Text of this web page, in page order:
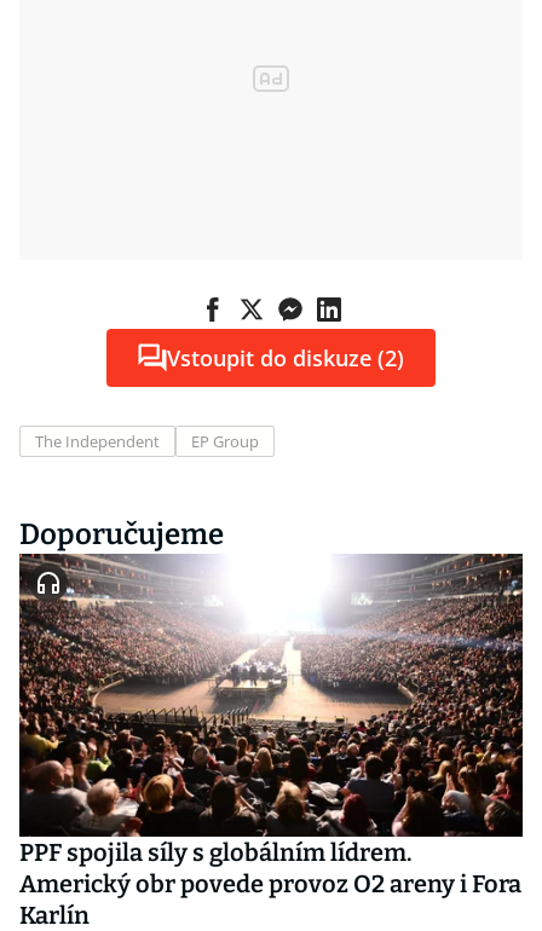
Vstoupit do diskuze (2)
The Independent EP Group
Doporučujeme
PPF spojila síly s globálním lídrem.
Americký obr povede provoz O2 areny i Fora
Karlín